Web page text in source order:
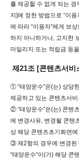
를 제공할 수 없게 되는 경
지]에 정한 방법으로 “이
에 따라 “이용자”에게 보
하지 아니하거나, 고지한
마일리지 또는 적립금 등
제21조 [콘텐츠서비
① “태양운수”은(는) 상당
제공하고 있는 콘텐츠서
② “태양운수”은(는) 콘텐
에 변경사유, 변경될 콘텐
상 해당 콘텐츠초기화면
③ 제2항의 경우에 변경된
“태양운수”이(가) 해당 콘